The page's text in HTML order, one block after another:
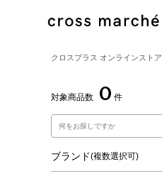
クロスプラス オンラインストア
対象商品数 0 件
ブランド(複数選択可)